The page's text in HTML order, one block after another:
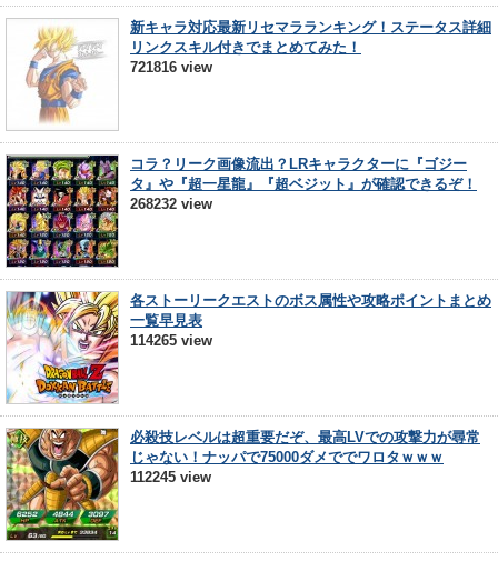
新キャラ対応最新リセマラランキング！ステータス詳細
リンクスキル付きでまとめてみた！
721816 view
コラ？リーク画像流出？LRキャラクターに『ゴジー
タ』や『超一星龍』『超ベジット』が確認できるぞ！
268232 view
各ストーリークエストのボス属性や攻略ポイントまとめ
一覧早見表
114265 view
必殺技レベルは超重要だぞ、最高LVでの攻撃力が尋常
じゃない！ナッパで75000ダメででワロタｗｗｗ
112245 view